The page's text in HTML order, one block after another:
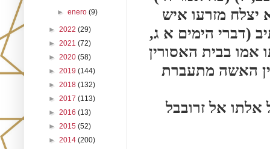
והיא נתעברה מעומד דבר אחר שלתיאל שנשאל על אלתו אל זרובבל
►enero(9)
► 2022 (29)
► 2021 (72)
► 2020 (58)
► 2019 (144)
► 2018 (132)
► 2017 (113)
► 2016 (13)
► 2015 (52)
► 2014 (200)